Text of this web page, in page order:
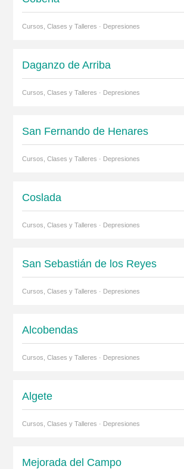
Cursos, Clases y Talleres · Depresiones
Daganzo de Arriba
Cursos, Clases y Talleres · Depresiones
San Fernando de Henares
Cursos, Clases y Talleres · Depresiones
Coslada
Cursos, Clases y Talleres · Depresiones
San Sebastián de los Reyes
Cursos, Clases y Talleres · Depresiones
Alcobendas
Cursos, Clases y Talleres · Depresiones
Algete
Cursos, Clases y Talleres · Depresiones
Mejorada del Campo